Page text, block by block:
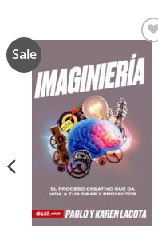
Sale
Añadir
lista de
deseos